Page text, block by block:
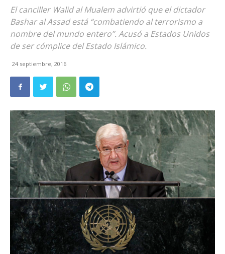
El canciller Walid al Mualem advirtió que el dictador
Bashar al Assad está “combatiendo al terrorismo a
nombre del mundo entero”. Acusó a Estados Unidos
de ser cómplice del Estado Islámico.
24 septiembre, 2016